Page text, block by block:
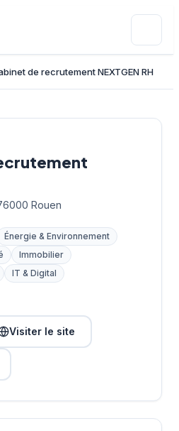
de recrutement NEXTGEN RH
Rouen
Énergie & Environnement
Immobilier
IT & Digital
Visiter le site